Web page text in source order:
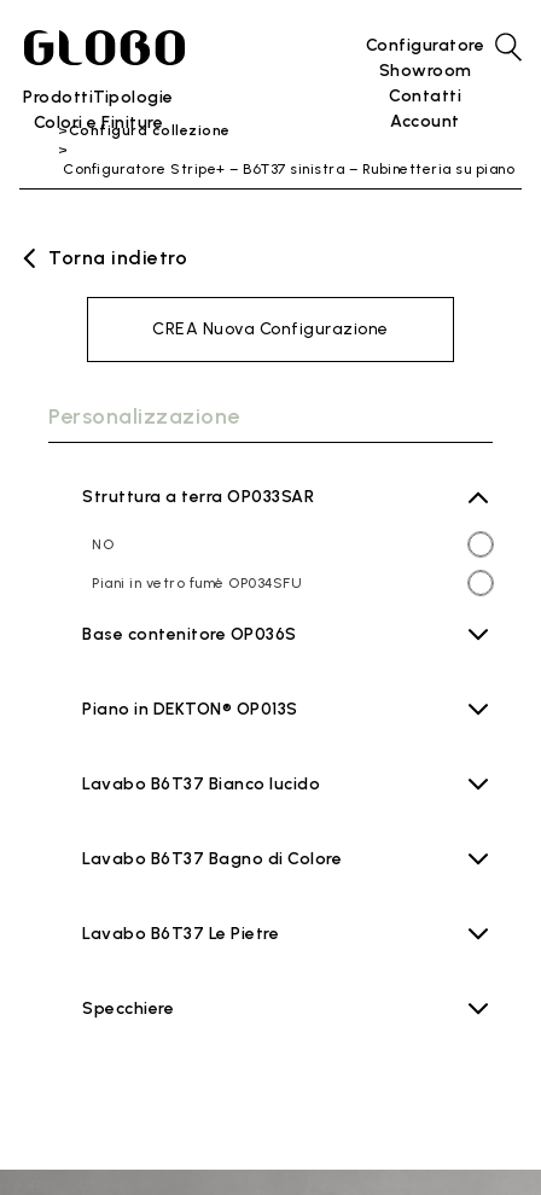
ProdottiTipologie
Colori e Finiture
Configuratore
Showroom
Contatti
Account
Configura collezione
Configuratore Stripe+ – B6T37 sinistra – Rubinetteria su piano
Torna indietro
CREA Nuova Configurazione
Personalizzazione
Struttura a terra OP033SAR
NO
Piani in vetro fumè OP034SFU
Base contenitore OP036S
Piano in DEKTON® OP013S
Lavabo B6T37 Bianco lucido
Lavabo B6T37 Bagno di Colore
Lavabo B6T37 Le Pietre
Specchiere